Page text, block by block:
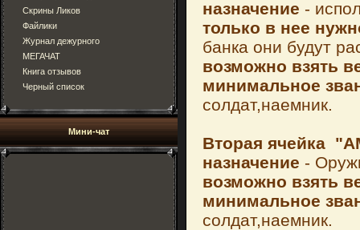
Скрины Ликов
Файлики
Журнал дежурного
МЕГАЧАТ
Книга отзывов
Черный список
Мини-чат
назначение -
только в нее
банка они будут
возможно взять
минимальное
солдат,наемник.
Вторая ячейка
назначение -
возможно взять
минимальное
солдат,наемник.